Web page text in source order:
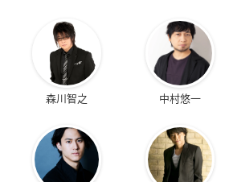
森川智之 中村悠一